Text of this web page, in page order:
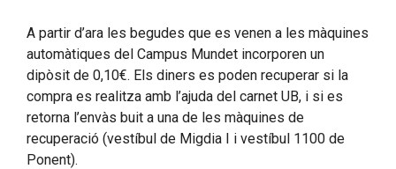
A partir d’ara les begudes que es venen a les màquines
automàtiques del Campus Mundet incorporen un
dipòsit de 0,10€. Els diners es poden recuperar si la
compra es realitza amb l’ajuda del carnet UB, i si es
retorna l’envàs buit a una de les màquines de
recuperació (vestíbul de Migdia I i vestíbul 1100 de
Ponent).